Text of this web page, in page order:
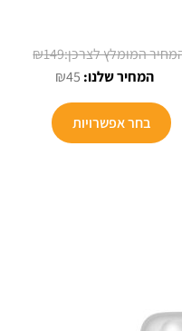
₪149
₪45 המחיר
הוא:
בחר אפשרויות